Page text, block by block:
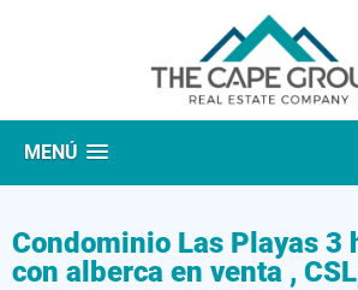
MENÚ
Condominio Las Playas 3
con alberca en venta ,